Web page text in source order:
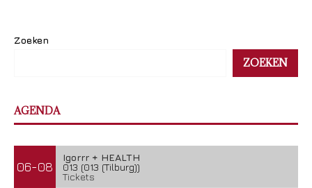
Zoeken
ZOEKEN
AGENDA
06-08
Igorrr + HEALTH
013 (013 (Tilburg))
Tickets